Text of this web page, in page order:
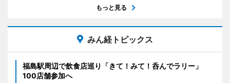
もっと見る
みん経トピックス
福島駅周辺で飲食店巡り「きて！みて！呑んでラリー」
100店舗参加へ